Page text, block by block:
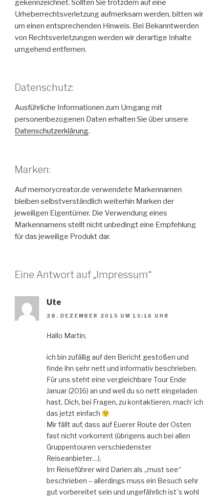
gekennzeichnet. Sollten Sie trotzdem auf eine
Urheberrechtsverletzung aufmerksam werden, bitten wir
um einen entsprechenden Hinweis. Bei Bekanntwerden
von Rechtsverletzungen werden wir derartige Inhalte
umgehend entfernen.
Datenschutz:
Ausführliche Informationen zum Umgang mit
personenbezogenen Daten erhalten Sie über unsere
Datenschutzerklärung.
Marken:
Auf memorycreator.de verwendete Markennamen
bleiben selbstverständlich weiterhin Marken der
jeweiligen Eigentümer. Die Verwendung eines
Markennamens stellt nicht unbedingt eine Empfehlung
für das jeweilige Produkt dar.
Eine Antwort auf „Impressum“
Ute
28. DEZEMBER 2015 UM 15:16 UHR
Hallo Martin,
ich bin zufällig auf den Bericht gestoßen und
finde ihn sehr nett und informativ beschrieben.
Für uns steht eine vergleichbare Tour Ende
Januar (2016) an und weil du so nett eingeladen
hast, Dich, bei Fragen, zu kontaktieren, mach‘ ich
das jetzt einfach
Mir fällt auf, dass auf Euerer Route der Osten
fast nicht vorkommt (übrigens auch bei allen
Gruppentouren verschiedenster
Reiseanbieter…).
Im Reiseführer wird Darien als „must see“
beschrieben – allerdings muss ein Besuch sehr
gut vorbereitet sein und ungefährlich ist´s wohl